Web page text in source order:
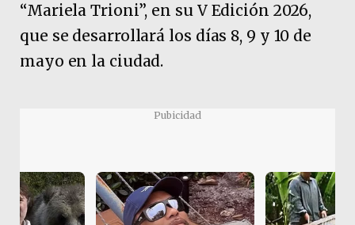
“Mariela Trioni”, en su V Edición 2026,
que se desarrollará los días 8, 9 y 10 de
mayo en la ciudad.
Pubicidad